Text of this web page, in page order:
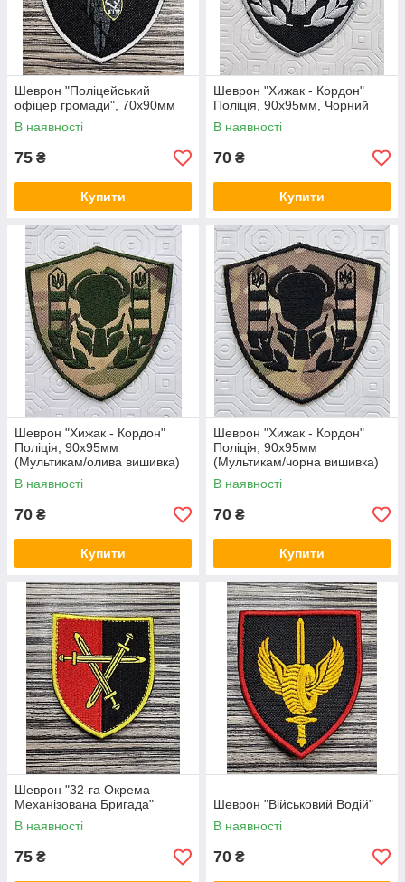
Шеврон "Поліцейський
офіцер громади", 70х90мм
В наявності
75 ₴
Купити
Шеврон "Хижак - Кордон"
Поліція, 90х95мм, Чорний
В наявності
70 ₴
Купити
Шеврон "Хижак - Кордон"
Поліція, 90х95мм
(Мультикам/олива вишивка)
В наявності
70 ₴
Купити
Шеврон "Хижак - Кордон"
Поліція, 90х95мм
(Мультикам/чорна вишивка)
В наявності
70 ₴
Купити
Шеврон "32-га Окрема
Механізована Бригада"
В наявності
75 ₴
Шеврон "Військовий Водій"
В наявності
70 ₴